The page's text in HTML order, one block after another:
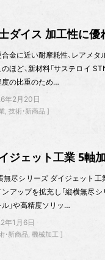
ダイス 加工性に優
金に近い耐摩耗性、レアメタ
ほど、新材料「サステロイ
度の比重のため…
年2月20日
技術・新商品
ジェット工業 5軸
無尽シリーズ ダイジェット工
ンアップを拡充し「縦横無尽
」や高精度ソリッ…
年1月6日
・新商品 機械加工